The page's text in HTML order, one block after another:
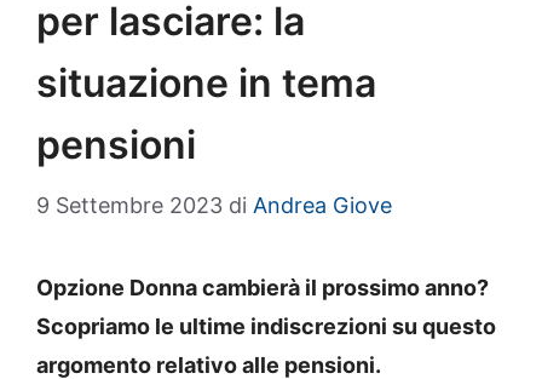
per lasciare: la
situazione in tema
pensioni
9 Settembre 2023 di Andrea Giove
Opzione Donna cambierà il prossimo anno?
Scopriamo le ultime indiscrezioni su questo
argomento relativo alle pensioni.